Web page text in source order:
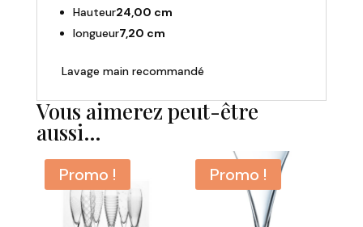
Hauteur24,00 cm
longueur7,20 cm
Lavage main recommandé
Vous aimerez peut-être
aussi…
Promo ! Promo !